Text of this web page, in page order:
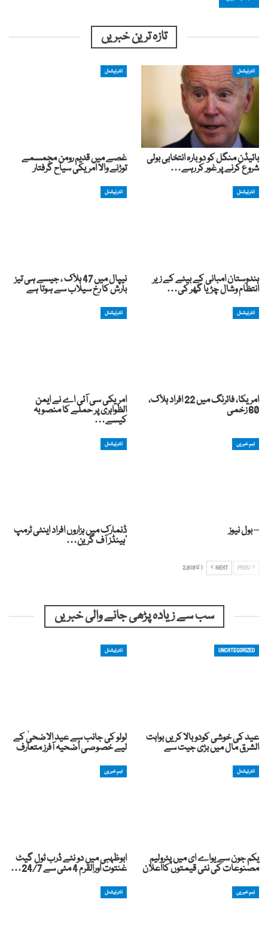
تازہ ترین خبریں
انٹرنیشنل
بائیڈن منگل کو دوبارہ انتخابی بولی
شروع کرنے پر غور کر رہے…
انٹرنیشنل
غصے میں قدیم رومن مجمسمے
توڑنے والا امریکی سیاح گرفتار
انٹرنیشنل
ہندوستان امبانی کے بیٹے کے زیر
انتظام وشال چڑیا گھر کی…
انٹرنیشنل
نیپال میں 47 ہلاک ، جیسے ہی تیز
بارش کا رخ سیلاب سے ہوتا ہے
انٹرنیشنل
امریکا، فائرنگ میں 22 افراد ہلاک،
60 زخمی
انٹرنیشنل
امریکی سی آئی اے نے ایمن
الظواہری پر حملے کا منصوبہ
کیسے…
اہم خبریں
– بول نیوز
انٹرنیشنل
ڈنمارک میں ہزاروں افراد اینٹی ٹرمپ
‘ہینڈز آف گرین…
NEXT 1 کا 2,818
سب سے زیادہ پڑھی جانے والی خبریں
UNCATEGORIZED
عید کی خوشی کودوبالا کریں بوابت
الشرق مال میں بڑی جیت سے
انٹرنیشنل
لولو کی جانب سے عید الاضحیٰ کے
لیے خصوصی اُضحیہ آفرز متعارف
انٹرنیشنل
یکم جون سے یواے ای میں پٹرولیم
مصنوعات کی نئی قیمتوں کااعلان
اہم خبریں
ابوظہبی میں دو نئے ڈرب ٹول گیٹ
غنتوت اورالقرم 4 مئی سے 24/7…
اہم خبریں انٹرنیشنل